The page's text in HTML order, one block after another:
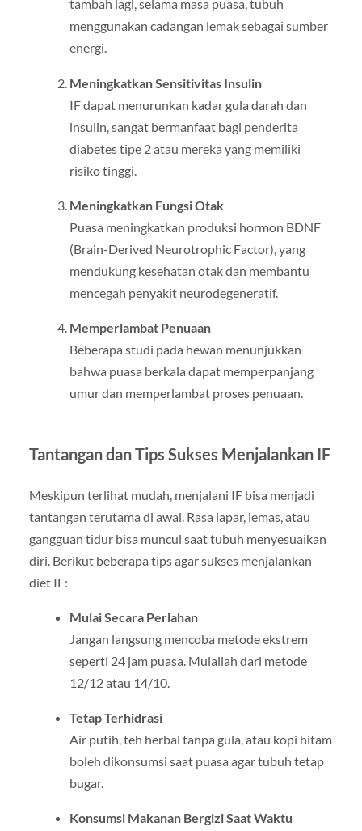
tambah lagi, selama masa puasa, tubuh
menggunakan cadangan lemak sebagai sumber
energi.
Meningkatkan Sensitivitas Insulin
IF dapat menurunkan kadar gula darah dan
insulin, sangat bermanfaat bagi penderita
diabetes tipe 2 atau mereka yang memiliki
risiko tinggi.
Meningkatkan Fungsi Otak
Puasa meningkatkan produksi hormon BDNF
(Brain-Derived Neurotrophic Factor), yang
mendukung kesehatan otak dan membantu
mencegah penyakit neurodegeneratif.
Memperlambat Penuaan
Beberapa studi pada hewan menunjukkan
bahwa puasa berkala dapat memperpanjang
umur dan memperlambat proses penuaan.
Tantangan dan Tips Sukses Menjalankan IF
Meskipun terlihat mudah, menjalani IF bisa menjadi
tantangan terutama di awal. Rasa lapar, lemas, atau
gangguan tidur bisa muncul saat tubuh menyesuaikan
diri. Berikut beberapa tips agar sukses menjalankan
diet IF:
Mulai Secara Perlahan
Jangan langsung mencoba metode ekstrem
seperti 24 jam puasa. Mulailah dari metode
12/12 atau 14/10.
Tetap Terhidrasi
Air putih, teh herbal tanpa gula, atau kopi hitam
boleh dikonsumsi saat puasa agar tubuh tetap
bugar.
Konsumsi Makanan Bergizi Saat Waktu